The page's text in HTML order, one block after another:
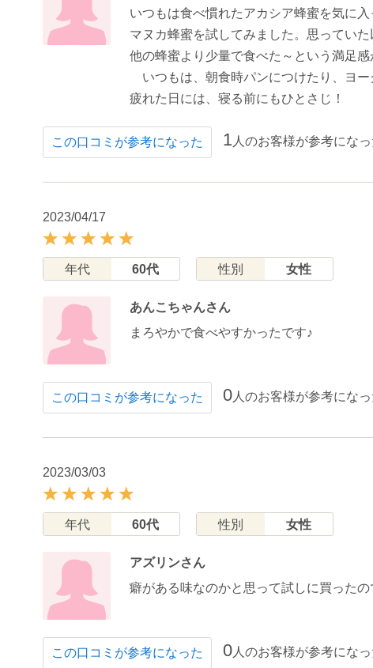
いつもは食べ慣れたアカシア蜂蜜を気に
マヌカ蜂蜜を試してみました。思ってい
他の蜂蜜より少量で食べた～という満足感
いつもは、朝食時パンにつけたり、ヨー
疲れた日には、寝る前にもひとさじ！
この口コミが参考になった 1人のお客様が参考にな
2023/04/17
年代 60代 性別 女性
あんこちゃんさん
まろやかで食べやすかったです♪
この口コミが参考になった 0人のお客様が参考にな
2023/03/03
年代 60代 性別 女性
アズリンさん
癖がある味なのかと思って試しに買った
この口コミが参考になった 0人のお客様が参考にな